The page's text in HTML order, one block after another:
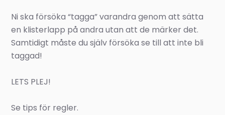
Ni ska försöka “tagga” varandra genom att sätta
en klisterlapp på andra utan att de märker det.
Samtidigt måste du själv försöka se till att inte bli
taggad!
LETS PLEJ!
Se tips för regler.